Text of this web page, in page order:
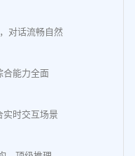
对话流畅自然
合能力全面
实时交互场景